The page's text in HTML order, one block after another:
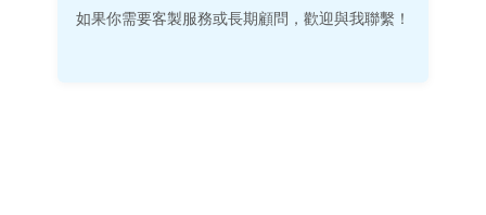
如果你需要客製服務或長期顧問，歡迎與我聯繫！